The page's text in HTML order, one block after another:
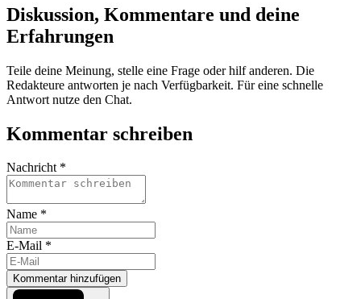
Diskussion, Kommentare und deine
Erfahrungen
Teile deine Meinung, stelle eine Frage oder hilf anderen. Die
Redakteure antworten je nach Verfügbarkeit. Für eine schnelle
Antwort nutze den Chat.
Kommentar schreiben
Nachricht *
Name *
E-Mail *
Kommentar hinzufügen